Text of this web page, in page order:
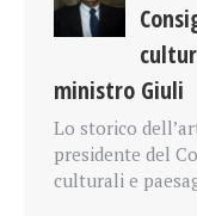
ministro Giuli
Lo storico
presidente del
culturali e